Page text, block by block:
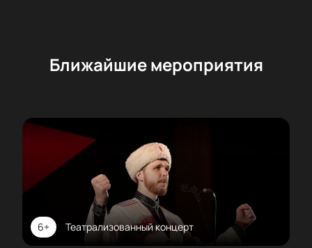
Ближайшие мероприятия
Театрализованный концерт
6+